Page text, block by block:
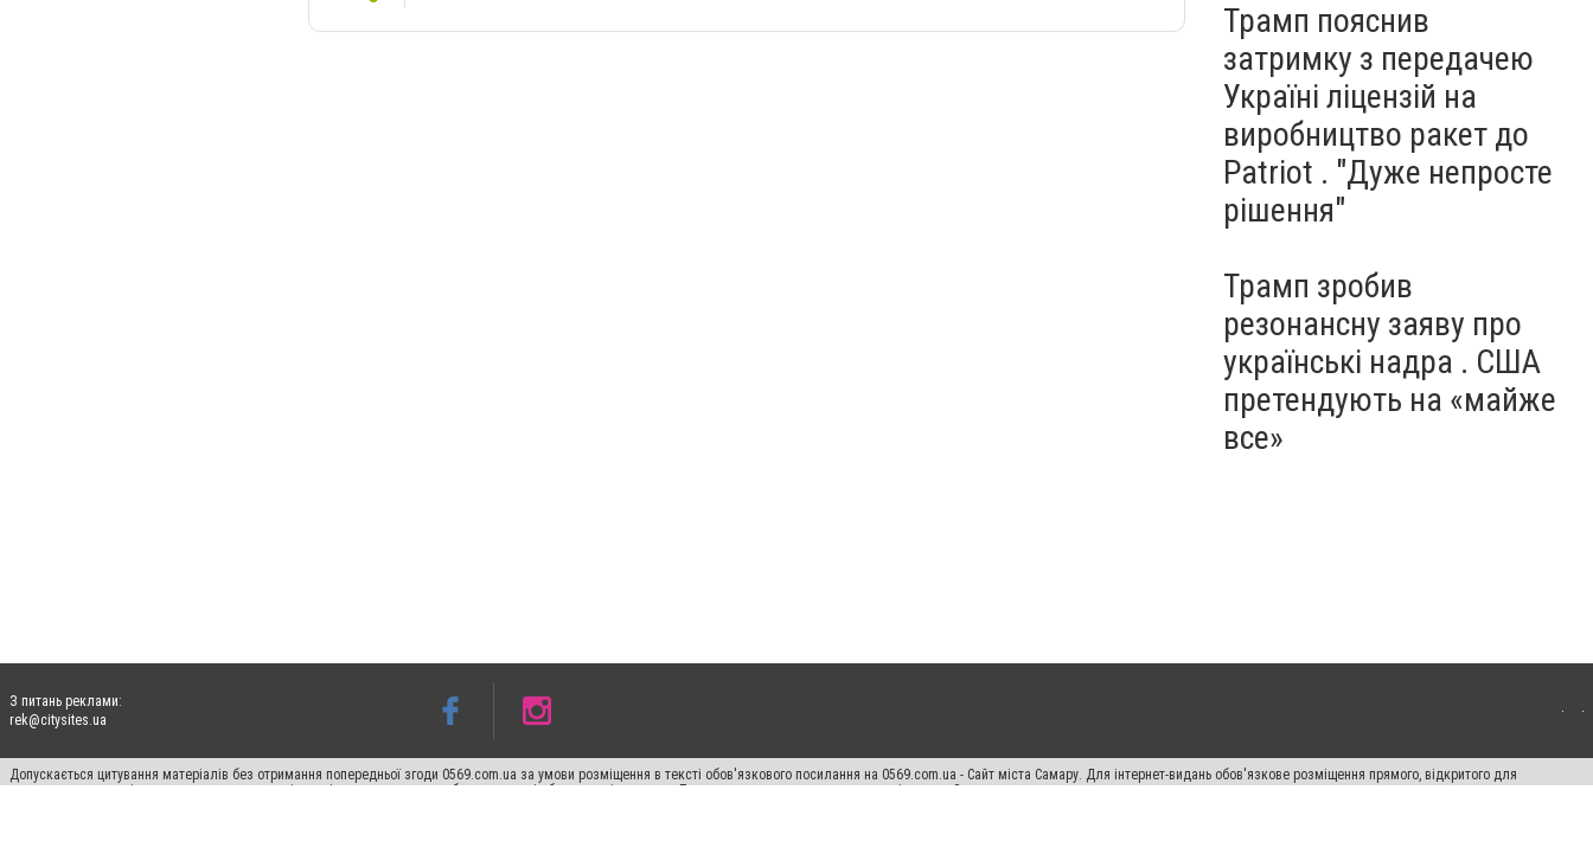
Трамп пояснив
затримку з передачею
Україні ліцензій на
виробництво ракет до
Patriot . "Дуже непросте
рішення"
Трамп зробив
резонансну заяву про
українські надра . США
претендують на «майже
все»
З питань реклами:
rek@citysites.ua
Допускається цитування матеріалів без отримання попередньої згоди 0569.com.ua за умови розміщення в тексті обов'язкового посилання на 0569.com.ua - Сайт міста Самару. Для інтернет-видань обов'язкове розміщення прямого, відкритого для
пошукових систем гіперпосилання на цитовані статті не нижче другого абзацу в тексті або в якості джерела. Порушення виняткових прав переслідується Законом.